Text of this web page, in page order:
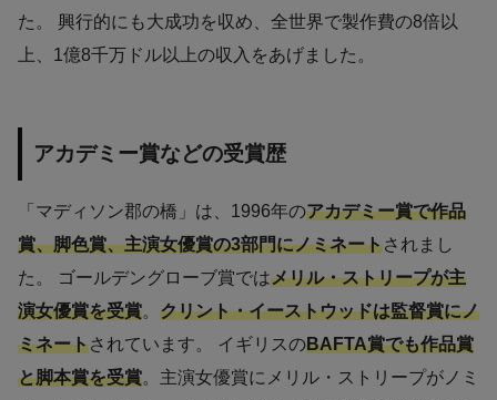
た。 興行的にも大成功を収め、全世界で製作費の8倍以
上、1億8千万ドル以上の収入をあげました。
アカデミー賞などの受賞歴
「マディソン郡の橋」は、1996年のアカデミー賞で作品
賞、脚色賞、主演女優賞の3部門にノミネートされまし
た。 ゴールデングローブ賞ではメリル・ストリープが主
演女優賞を受賞。 クリント・イーストウッドは監督賞にノ
ミネートされています。 イギリスのBAFTA賞でも作品賞
と脚本賞を受賞。主演女優賞にメリル・ストリープがノミ